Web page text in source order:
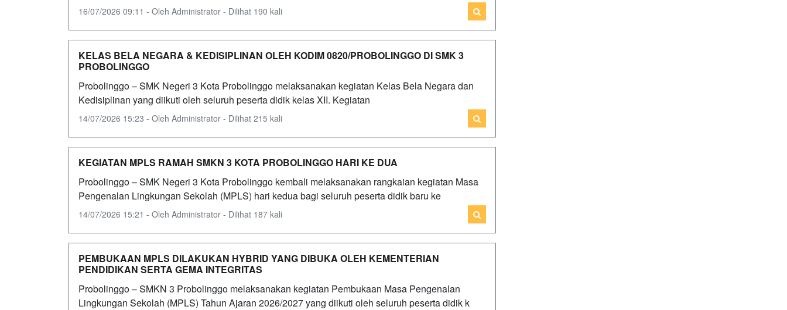
16/07/2026 09:11 - Oleh Administrator - Dilihat 190 kali
KELAS BELA NEGARA & KEDISIPLINAN OLEH KODIM 0820/PROBOLINGGO DI SMK 3
PROBOLINGGO
Probolinggo – SMK Negeri 3 Kota Probolinggo melaksanakan kegiatan Kelas Bela Negara dan
Kedisiplinan yang diikuti oleh seluruh peserta didik kelas XII. Kegiatan
14/07/2026 15:23 - Oleh Administrator - Dilihat 215 kali
KEGIATAN MPLS RAMAH SMKN 3 KOTA PROBOLINGGO HARI KE DUA
Probolinggo – SMK Negeri 3 Kota Probolinggo kembali melaksanakan rangkaian kegiatan Masa
Pengenalan Lingkungan Sekolah (MPLS) hari kedua bagi seluruh peserta didik baru ke
14/07/2026 15:21 - Oleh Administrator - Dilihat 187 kali
PEMBUKAAN MPLS DILAKUKAN HYBRID YANG DIBUKA OLEH KEMENTERIAN
PENDIDIKAN SERTA GEMA INTEGRITAS
Probolinggo – SMKN 3 Probolinggo melaksanakan kegiatan Pembukaan Masa Pengenalan
Lingkungan Sekolah (MPLS) Tahun Ajaran 2026/2027 yang diikuti oleh seluruh peserta didik k